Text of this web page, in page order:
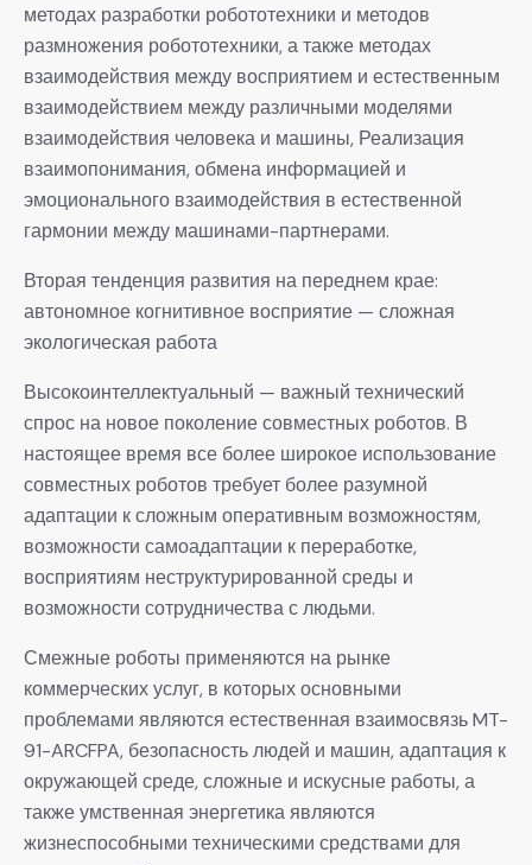
методах разработки робототехники и методов
размножения робототехники, а также методах
взаимодействия между восприятием и естественным
взаимодействием между различными моделями
взаимодействия человека и машины, Реализация
взаимопонимания, обмена информацией и
эмоционального взаимодействия в естественной
гармонии между машинами-партнерами.
Вторая тенденция развития на переднем крае:
автономное когнитивное восприятие — сложная
экологическая работа
Высокоинтеллектуальный — важный технический
спрос на новое поколение совместных роботов. В
настоящее время все более широкое использование
совместных роботов требует более разумной
адаптации к сложным оперативным возможностям,
возможности самоадаптации к переработке,
восприятиям неструктурированной среды и
возможности сотрудничества с людьми.
Смежные роботы применяются на рынке
коммерческих услуг, в которых основными
проблемами являются естественная взаимосвязь MT-
91-ARCFPA, безопасность людей и машин, адаптация к
окружающей среде, сложные и искусные работы, а
также умственная энергетика являются
жизнеспособными техническими средствами для